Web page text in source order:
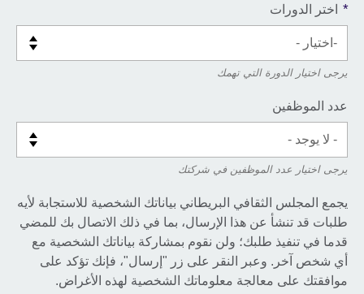
* اختر الدورات
يرجى اختيار الدورة التي تهمك
عدد الموظفين
يرجى اختيار عدد الموظفين في شركتك
يجمع المجلس الثقافي البريطاني بياناتك الشخصية للاستجابة لأيه
طلبات قد تنشأ عن هذا الإرسال، بما في ذلك الاتصال بك للمضي
قدما في تنفيذ طلبك؛ ولن نقوم بمشاركة بياناتك الشخصية مع
أي شخص آخر. وعبر النقر على زر "إرسال"، فإنك تؤكد على
موافقتك على معالجة معلوماتك الشخصية لهذه الأغراض.